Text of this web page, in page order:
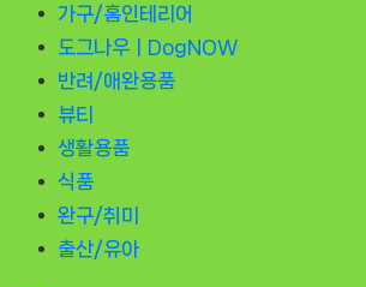
가구/홈인테리어
도그나우ㅣDogNOW
반려/애완용품
뷰티
생활용품
식품
완구/취미
출산/유아